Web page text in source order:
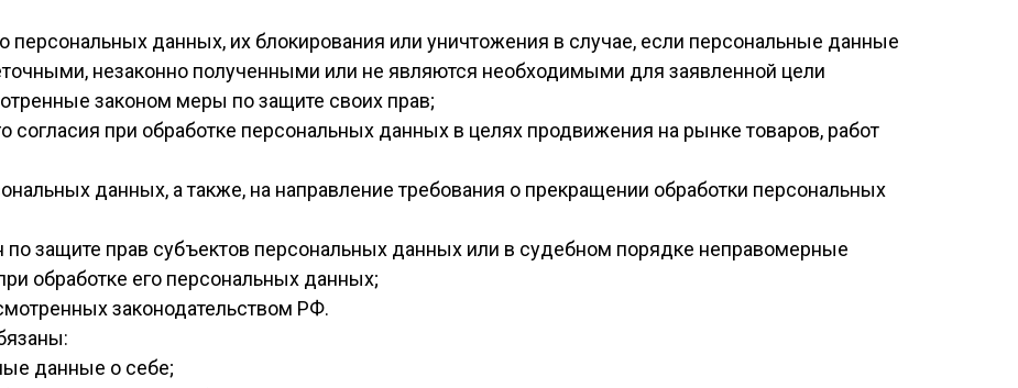
персональных данных, их блокирования или уничтожения в случае, если персональные данные
незаконно полученными или не являются необходимыми для заявленной цели
законом меры по защите своих прав;
согласия при обработке персональных данных в целях продвижения на рынке товаров, работ
данных, а также, на направление требования о прекращении обработки персональных
защите прав субъектов персональных данных или в судебном порядке неправомерные
обработке его персональных данных;
законодательством РФ.
данные о себе;